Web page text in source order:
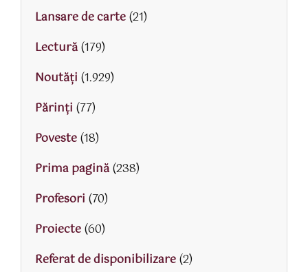
Lansare de carte(21)
Lectură(179)
Noutăți (1.929)
Părinţi (77)
Poveste(18)
Prima pagină(238)
Profesori (70)
Proiecte(60)
Referat de disponibilizare(2)